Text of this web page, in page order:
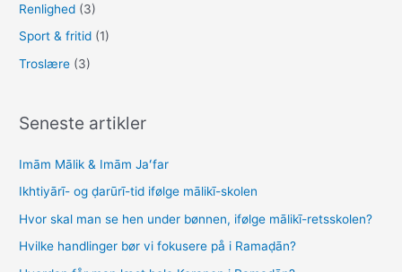
Renlighed (3)
Sport & fritid (1)
Troslære (3)
Seneste artikler
Imām Mālik & Imām Jaʻfar
Ikhtiyārī- og ḍarūrī-tid ifølge mālikī-skolen
Hvor skal man se hen under bønnen, ifølge mālikī-retsskolen?
Hvilke handlinger bør vi fokusere på i Ramaḍān?